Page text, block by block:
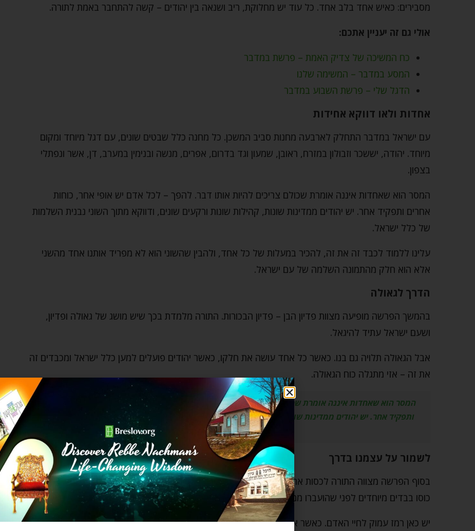
מסבירים: כאיש אחד בלב אחד. כל עוד יש מחלוקת, ריב ושנאה בין יהודים – קשה להתחבר באמת לתורה.
אולי גם זה יעניין אתכם:
כח המשיכה של צדיק האמת – פרשת במדבר
המסע במדבר – המשימה שלנו
הדגל שלי – פרשת השבוע במדבר
אחדות ולאו דווקא אחידות
עם ישראל במדבר התחלק לארבעה מחנות סביב המשכן. כל מחנה כלל שבטים שונים, עם דגל מיוחד ומקום
מיוחד. יהודה, יששכר וזבולון במזרח, ראובן, שמעון וגד בדרום, אפרים, מנשה ובנימין במערב, דן, אשר ונפתלי
בצפון.
המסר הוא שאחדות איננה אומרת שכולם צריכים להיות אותו דבר. להפך – לכל אדם יש אופי אחר, כוחות
אחרים ותפקיד אחר. יש יהודים ממדינות שונות, קהילות שונות ורקעים שונים, ודווקא מתוך השוני נבנית השלמות
של כלל ישראל.
עלינו ללמוד לכבד זה את זה, להכיר במעלות של כל אחד, ולהבין שהשוני הוא לא מפריד אותנו אחד מהשני
אלא הוא חלק מהתמונה השלמה של עם ישראל.
הדרך לגאולה
בהמשך הפרשה מופיעה מצוות פדיון הבן – פדיון הבכורות. התורה מלמדת בכך שיש מושג של גאולה ופדיון,
ושעם ישראל עתיד להיגאל.
אבל הגאולה תלויה גם בנו. כאשר כל אחד עושה את חלקו, כאשר יהודים פועלים למען כלל ישראל ומכבדים זה
את זה – אזי מתגלה כוח הגאולה.
המסר הוא שאחדות איננה אומרת שכולם צריכים להיות אותו דבר. להפך – לכל אדם יש אופי אחר, כוחות אחרים
ותפקיד אחר. יש יהודים ממדינות שונות, קהילות שונות ורקעים שונים, ודווקא מתוך השוני נבנית השלמות של
כלל ישראל.
לשמור על עצמנו בדרך
בסוף הפרשה מצווה התורה לכסות את כלי המשכן בזמן המסעות במדבר. הארון, המנורה, השולחן, ושאר הכלים
כוסו בבדים מיוחדים לפני שהועברו ממקום למקום.
יש כאן רמז עמוק לחיי האדם. כאשר אדם נמצא “בדרך”, מחוץ למקומו הטבעי, הוא מושפע בקלות מהסביבה.